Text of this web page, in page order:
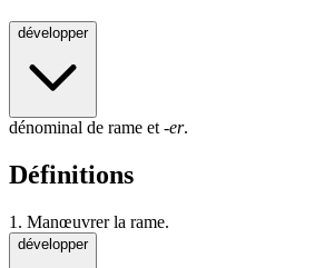
développer
dénominal de rame et-er.
Définitions
1. Manœuvrer la rame.
développer